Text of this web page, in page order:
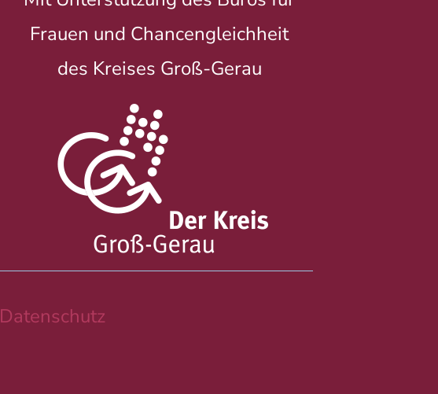
Frauen und Chancengleichheit
des Kreises Groß-Gerau
Datenschutz